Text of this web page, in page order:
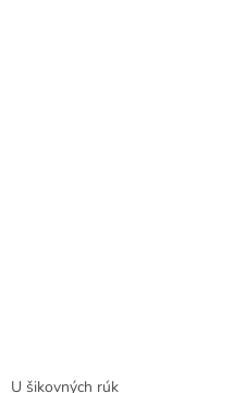
U šikovných rúk